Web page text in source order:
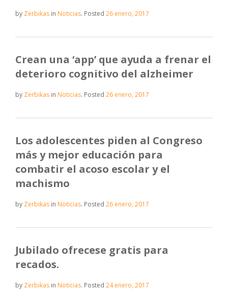
by Zerbikas in Noticias. Posted 26 enero, 2017
Crean una ‘app’ que ayuda a frenar el
deterioro cognitivo del alzheimer
by Zerbikas in Noticias. Posted 26 enero, 2017
Los adolescentes piden al Congreso
más y mejor educación para
combatir el acoso escolar y el
machismo
by Zerbikas in Noticias. Posted 26 enero, 2017
Jubilado ofrecese gratis para
recados.
by Zerbikas in Noticias. Posted 24 enero, 2017